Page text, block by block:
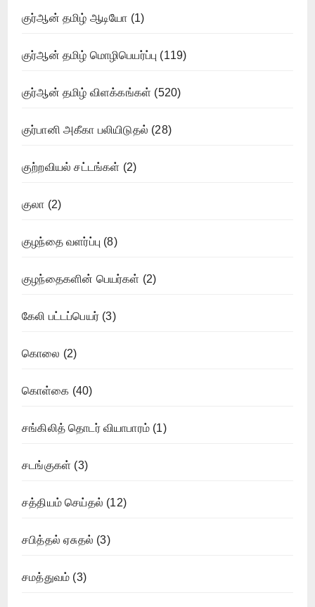
குர்ஆன் தமிழ் ஆடியோ (1)
குர்ஆன் தமிழ் மொழிபெயர்ப்பு (119)
குர்ஆன் தமிழ் விளக்கங்கள் (520)
குர்பானி அகீகா பலியிடுதல் (28)
குற்றவியல் சட்டங்கள் (2)
குலா (2)
குழந்தை வளர்ப்பு (8)
குழந்தைகளின் பெயர்கள் (2)
கேலி பட்டப்பெயர் (3)
கொலை (2)
கொள்கை (40)
சங்கிலித் தொடர் வியாபாரம் (1)
சடங்குகள் (3)
சத்தியம் செய்தல் (12)
சபித்தல் ஏசுதல் (3)
சமத்துவம் (3)